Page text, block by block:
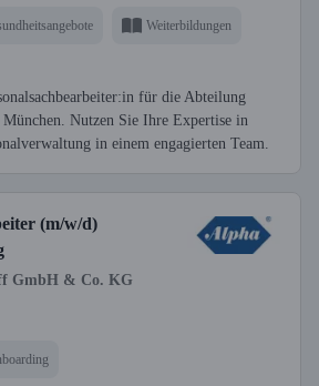
Weiterbildungen
für die Abteilung
Nutzen Sie Ihre Expertise in
in einem engagierten Team.
(m/w/d)
GmbH & Co. KG